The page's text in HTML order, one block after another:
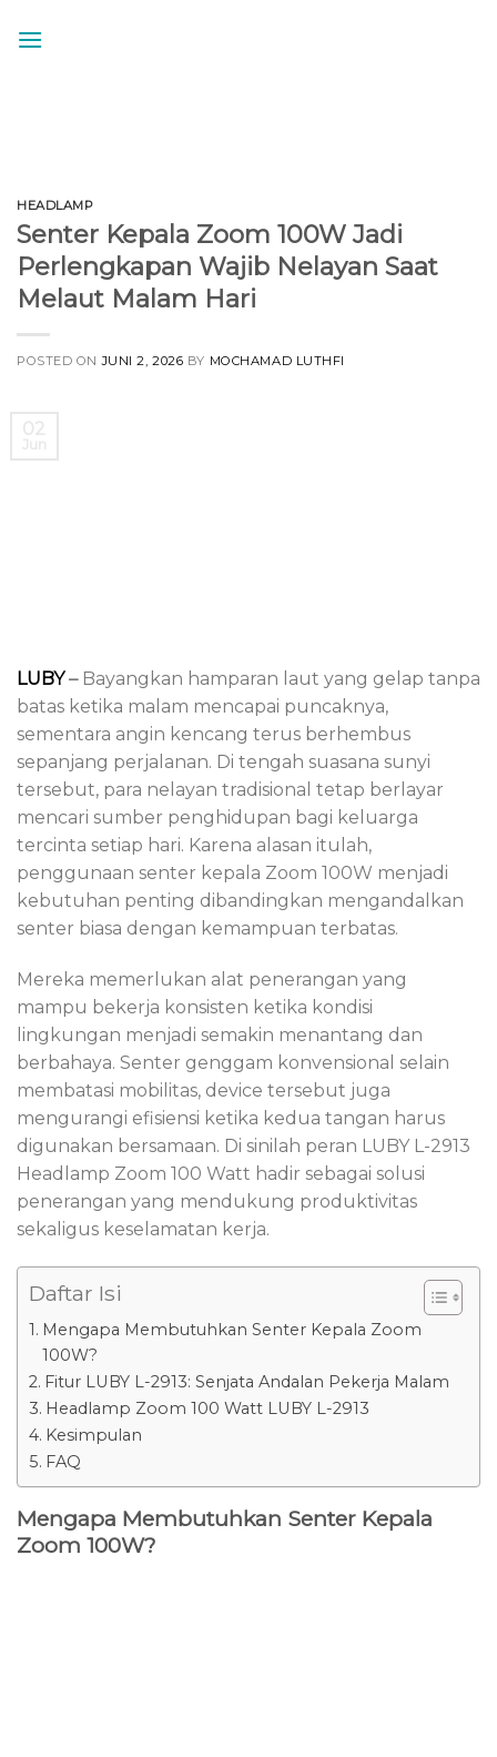
HEADLAMP
Senter Kepala Zoom 100W Jadi
Perlengkapan Wajib Nelayan Saat
Melaut Malam Hari
POSTED ONJUNI 2, 2026 BY MOCHAMAD LUTHFI
LUBY–Bayangkan hamparan laut yang gelap tanpa
batas ketika malam mencapai puncaknya,
sementara angin kencang terus berhembus
sepanjang perjalanan. Di tengah suasana sunyi
tersebut, para nelayan tradisional tetap berlayar
mencari sumber penghidupan bagi keluarga
tercinta setiap hari. Karena alasan itulah,
penggunaan senter kepala Zoom 100W menjadi
kebutuhan penting dibandingkan mengandalkan
senter biasa dengan kemampuan terbatas.
Mereka memerlukan alat penerangan yang
mampu bekerja konsisten ketika kondisi
lingkungan menjadi semakin menantang dan
berbahaya. Senter genggam konvensional selain
membatasi mobilitas, device tersebut juga
mengurangi efisiensi ketika kedua tangan harus
digunakan bersamaan. Di sinilah peran LUBY L-2913
Headlamp Zoom 100 Watt hadir sebagai solusi
penerangan yang mendukung produktivitas
sekaligus keselamatan kerja.
Daftar Isi
Mengapa Membutuhkan Senter Kepala Zoom
100W?
Fitur LUBY L-2913: Senjata Andalan Pekerja Malam
Headlamp Zoom 100 Watt LUBY L-2913
Kesimpulan
FAQ
Mengapa Membutuhkan Senter Kepala
Zoom 100W?